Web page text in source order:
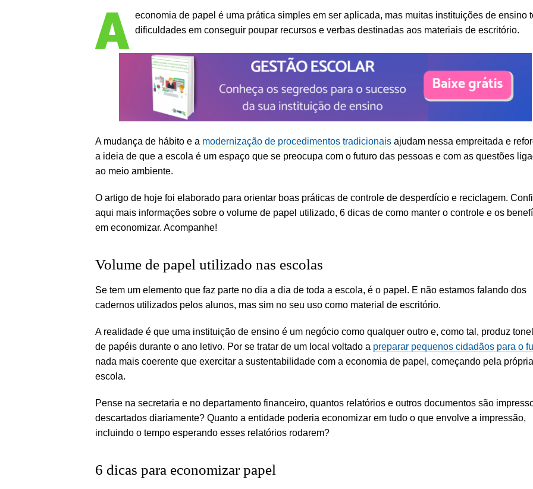
A economia de papel é uma prática simples em ser aplicada, mas muitas instituições de ensino
dificuldades em conseguir poupar recursos e verbas destinadas aos materiais de escritório.
A mudança de hábito e a modernização de procedimentos tradicionais ajudam nessa empreitada e
a ideia de que a escola é um espaço que se preocupa com o futuro das pessoas e com as questões
ao meio ambiente.
O artigo de hoje foi elaborado para orientar boas práticas de controle de desperdício e reciclagem.
aqui mais informações sobre o volume de papel utilizado, 6 dicas de como manter o controle e os
em economizar. Acompanhe!
Volume de papel utilizado nas escolas
Se tem um elemento que faz parte no dia a dia de toda a escola, é o papel. E não estamos falando dos
cadernos utilizados pelos alunos, mas sim no seu uso como material de escritório.
A realidade é que uma instituição de ensino é um negócio como qualquer outro e, como tal, produz
de papéis durante o ano letivo. Por se tratar de um local voltado a preparar pequenos cidadãos para o
nada mais coerente que exercitar a sustentabilidade com a economia de papel, começando pela própria
escola.
Pense na secretaria e no departamento financeiro, quantos relatórios e outros documentos são
descartados diariamente? Quanto a entidade poderia economizar em tudo o que envolve a impressão,
incluindo o tempo esperando esses relatórios rodarem?
6 dicas para economizar papel